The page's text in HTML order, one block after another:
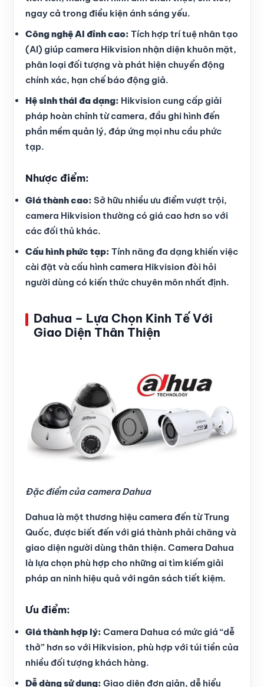
ngay cả trong điều kiện ánh sáng yếu.
Công nghệ AI đỉnh cao: Tích hợp trí tuệ nhân tạo
(AI) giúp camera Hikvision nhận diện khuôn mặt,
phân loại đối tượng và phát hiện chuyển động
chính xác, hạn chế báo động giả.
Hệ sinh thái đa dạng: Hikvision cung cấp giải
pháp hoàn chỉnh từ camera, đầu ghi hình đến
phần mềm quản lý, đáp ứng mọi nhu cầu phức
tạp.
Nhược điểm:
Giá thành cao: Sở hữu nhiều ưu điểm vượt trội,
camera Hikvision thường có giá cao hơn so với
các đối thủ khác.
Cấu hình phức tạp: Tính năng đa dạng khiến việc
cài đặt và cấu hình camera Hikvision đòi hỏi
người dùng có kiến thức chuyên môn nhất định.
Dahua – Lựa Chọn Kinh Tế Với
Giao Diện Thân Thiện
Đặc điểm của camera Dahua
Dahua là một thương hiệu camera đến từ Trung
Quốc, được biết đến với giá thành phải chăng và
giao diện người dùng thân thiện. Camera Dahua
là lựa chọn phù hợp cho những ai tìm kiếm giải
pháp an ninh hiệu quả với ngân sách tiết kiệm.
Ưu điểm:
Giá thành hợp lý: Camera Dahua có mức giá “dễ
thở” hơn so với Hikvision, phù hợp với túi tiền của
nhiều đối tượng khách hàng.
Dễ dàng sử dụng: Giao diện đơn giản, dễ hiểu